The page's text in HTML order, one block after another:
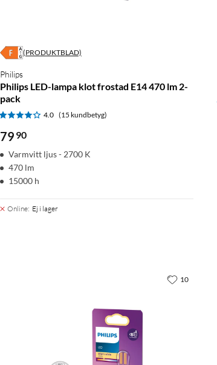
(PRODUKTBLAD)
Philips
Philips LED-lampa klot frostad E14 470 lm 2-
pack
4.0 (15 kundbetyg)
79 90
Varmvitt ljus - 2700 K
470 lm
15000 h
Online: Ej i lager
10